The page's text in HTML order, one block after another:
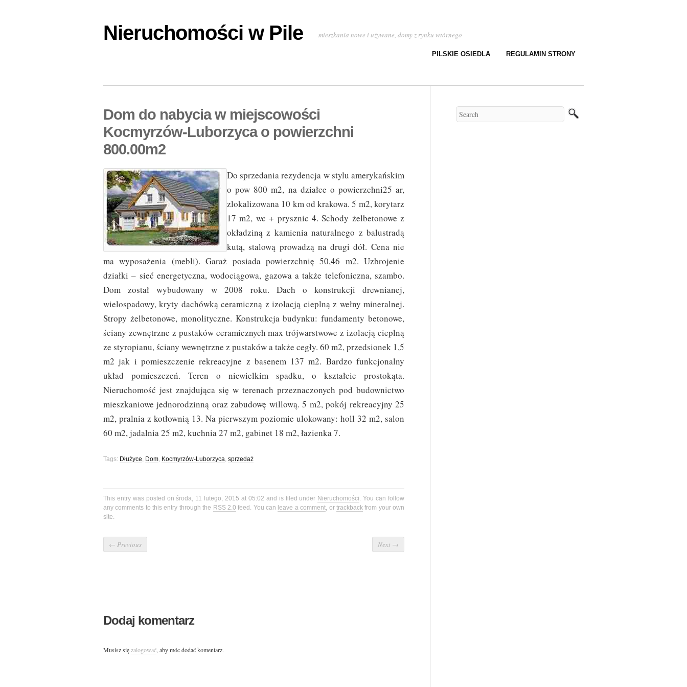
Nieruchomości w Pile mieszkania nowe i używane, domy z rynku wtórnego
PILSKIE OSIEDLA REGULAMIN STRONY
Dom do nabycia w miejscowości
Kocmyrzów-Luborzyca o powierzchni
800.00m2
Do sprzedania rezydencja w stylu amerykańskim
o pow 800 m2, na działce o powierzchni25 ar,
zlokalizowana 10 km od krakowa. 5 m2, korytarz
17 m2, wc + prysznic 4. Schody żelbetonowe z
okładziną z kamienia naturalnego z balustradą
kutą, stalową prowadzą na drugi dół. Cena nie
ma wyposażenia (mebli). Garaż posiada powierzchnię 50,46 m2. Uzbrojenie
działki – sieć energetyczna, wodociągowa, gazowa a także telefoniczna, szambo.
Dom został wybudowany w 2008 roku. Dach o konstrukcji drewnianej,
wielospadowy, kryty dachówką ceramiczną z izolacją cieplną z wełny mineralnej.
Stropy żelbetonowe, monolityczne. Konstrukcja budynku: fundamenty betonowe,
ściany zewnętrzne z pustaków ceramicznych max trójwarstwowe z izolacją cieplną
ze styropianu, ściany wewnętrzne z pustaków a także cegły. 60 m2, przedsionek 1,5
m2 jak i pomieszczenie rekreacyjne z basenem 137 m2. Bardzo funkcjonalny
układ pomieszczeń. Teren o niewielkim spadku, o kształcie prostokąta.
Nieruchomość jest znajdująca się w terenach przeznaczonych pod budownictwo
mieszkaniowe jednorodzinną oraz zabudowę willową. 5 m2, pokój rekreacyjny 25
m2, pralnia z kotłownią 13. Na pierwszym poziomie ulokowany: holl 32 m2, salon
60 m2, jadalnia 25 m2, kuchnia 27 m2, gabinet 18 m2, łazienka 7.
Tags: Dłużyce, Dom, Kocmyrzów-Luborzyca, sprzedaż
This entry was posted on środa, 11 lutego, 2015 at 05:02 and is filed under Nieruchomości. You can follow
any comments to this entry through the RSS 2.0 feed. You can leave a comment, or trackbackfrom your own
site.
← Previous Next →
Dodaj komentarz
Musisz sięzalogować, aby móc dodać komentarz.